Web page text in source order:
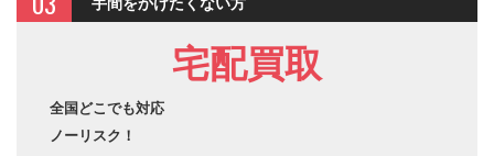
宅配買取
全国どこでも対応
ノーリスク！